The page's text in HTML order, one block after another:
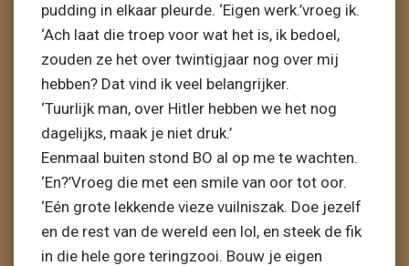
pudding in elkaar pleurde. ‘Eigen werk.’vroeg ik.
‘Ach laat die troep voor wat het is, ik bedoel,
zouden ze het over twintigjaar nog over mij
hebben? Dat vind ik veel belangrijker.
‘Tuurlijk man, over Hitler hebben we het nog
dagelijks, maak je niet druk.’
Eenmaal buiten stond BO al op me te wachten.
‘En?’Vroeg die met een smile van oor tot oor.
‘Eén grote lekkende vieze vuilniszak. Doe jezelf
en de rest van de wereld een lol, en steek de fik
in die hele gore teringzooi. Bouw je eigen